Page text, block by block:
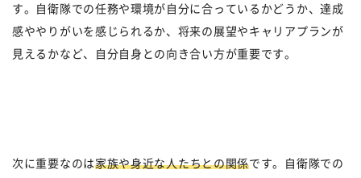
す。自衛隊での任務や環境が自分に合っているかどうか、達成
感ややりがいを感じられるか、将来の展望やキャリアプランが
見えるかなど、自分自身との向き合い方が重要です。
次に重要なのは家族や身近な人たちとの関係です。自衛隊での